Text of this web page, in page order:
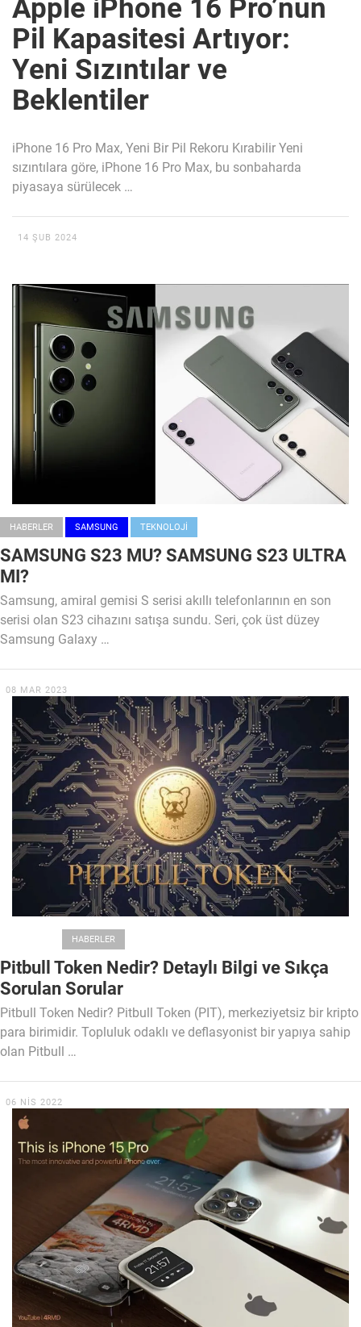
Apple iPhone 16 Pro’nun
Pil Kapasitesi Artıyor:
Yeni Sızıntılar ve
Beklentiler
iPhone 16 Pro Max, Yeni Bir Pil Rekoru Kırabilir Yeni
sızıntılara göre, iPhone 16 Pro Max, bu sonbaharda
piyasaya sürülecek …
14 ŞUB 2024
HABERLER SAMSUNG TEKNOLOJI
SAMSUNG S23 MU? SAMSUNG S23 ULTRA
MI?
Samsung, amiral gemisi S serisi akıllı telefonlarının en son
serisi olan S23 cihazını satışa sundu. Seri, çok üst düzey
Samsung Galaxy …
08 MAR 2023
HABERLER
Pitbull Token Nedir? Detaylı Bilgi ve Sıkça
Sorulan Sorular
Pitbull Token Nedir? Pitbull Token (PIT), merkeziyetsiz bir kripto
para birimidir. Topluluk odaklı ve deflasyonist bir yapıya sahip
olan Pitbull …
06 NIS 2022